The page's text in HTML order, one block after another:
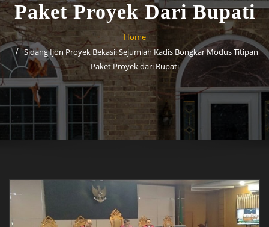
Paket Proyek Dari Bupati
Home
Sidang Ijon Proyek Bekasi: Sejumlah Kadis Bongkar Modus Titipan
Paket Proyek dari Bupati